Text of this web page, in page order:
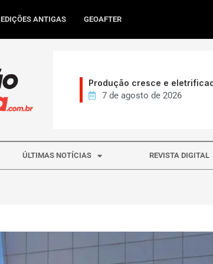
EDIÇÕES ANTIGAS GEOAFTER
Produção cresce e
7 de agosto de 2026
ÚLTIMAS NOTÍCIAS REVISTA DIGITAL